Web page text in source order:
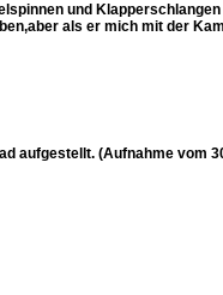
und
als er mich mit der
aufgestellt. (Aufnahme vom